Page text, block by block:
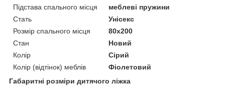
Підстава спального місця
меблеві пружини
Стать
Унісекс
Розмір спального місця
80х200
Стан
Новий
Колір
Сірий
Колір (відтінок) меблів
Фіолетовий
Габаритні розміри дитячого ліжка